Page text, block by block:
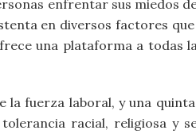
enfrentar sus miedos
en diversos factores
una plataforma a todas
la fuerza laboral, y una
racial, religiosa y